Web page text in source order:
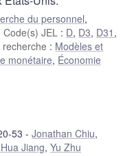
du personnel,
Code(s) JEL : D, D3, D31 ,
: Modèles et
monétaire, Économie
53 Jonathan Chiu,
Jiang, Yu Zhu